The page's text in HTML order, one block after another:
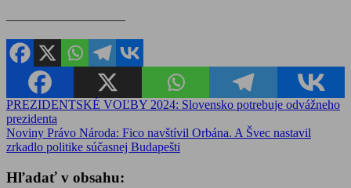
————————–—
Navigácia
v
článku
PREZIDENTSKÉ VOĽBY 2024: Slovensko potrebuje odvážneho
prezidenta
Noviny Právo Národa: Fico navštívil Orbána. A Švec nastavil
zrkadlo politike súčasnej Budapešti
Hľadať v obsahu: